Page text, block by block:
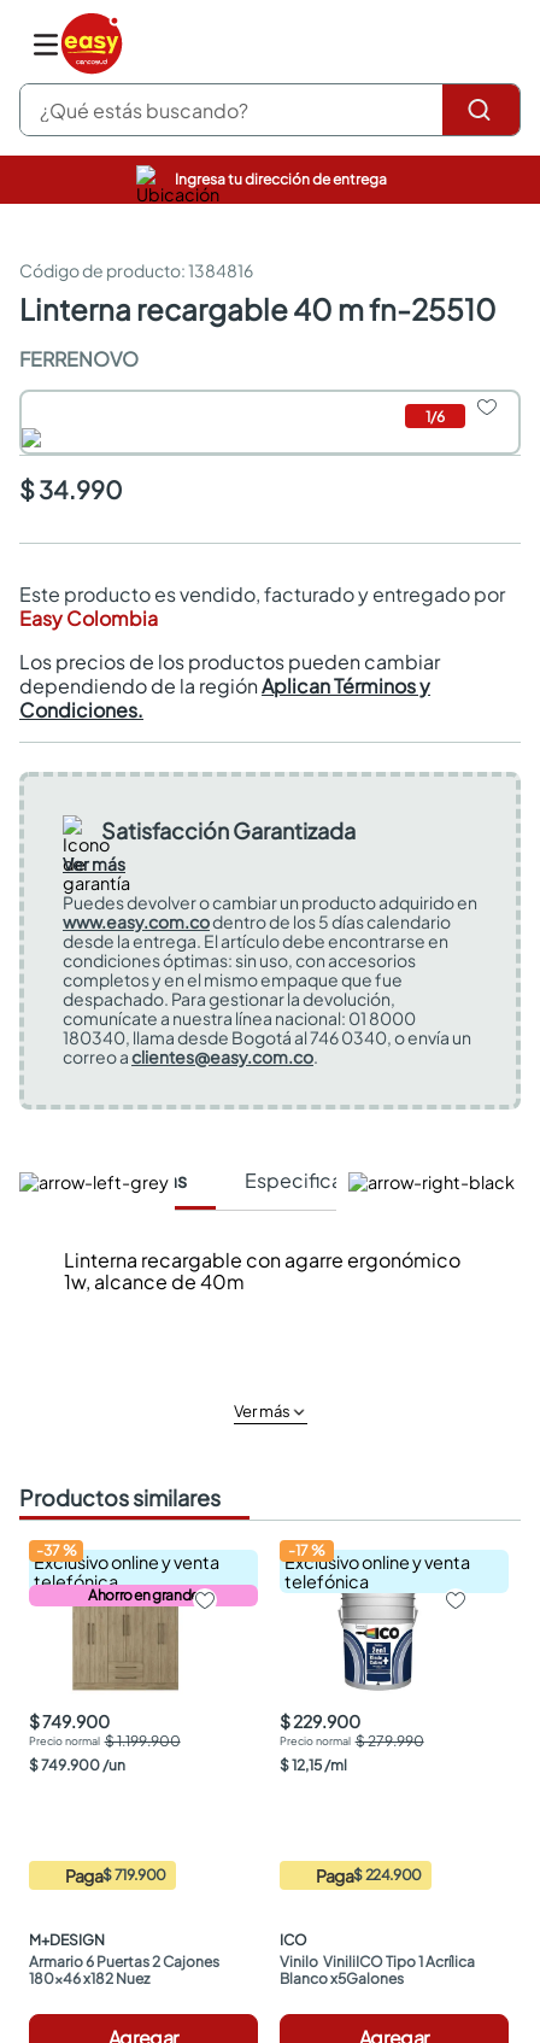
¿Qué estás buscando?
Ingresa tu dirección de entrega
:1384816
linterna recargable 40 m fn-25510
FERRENOVO
1/6
$ 34.990
Este producto es vendido, facturado y entregado por
Easy Colombia
Los precios de los productos pueden cambiar
dependiendo de la regiónAplican Términos y
Condiciones.
Satisfacción Garantizada
Ver más
Puedes devolver o cambiar un producto adquirido en
www.easy.com.codentro de los 5 días calendario
desde la entrega. El artículo debe encontrarse en
condiciones óptimas: sin uso, con accesorios
completos y en el mismo empaque que fue
despachado. Para gestionar la devolución,
comunícate a nuestra línea nacional: 01 8000
180340, llama desde Bogotá al 746 0340, o envía un
correo aclientes@easy.com.co.
Características Especificaciones Técnicas
Linterna recargable con agarre ergonómico
1w, alcance de 40m
Ver más
Productos similares
Exclusivo online y venta
telefónica
Ahorro en grande
-37%
$ 749.900
$ 1.199.900
$749.900 /un
Paga$ 719.900
M+DESIGN
Armario 6 Puertas 2 Cajones
180x46 x182 Nuez
Exclusivo online y venta
telefónica
-17%
$ 229.900
$ 279.990
$12,15 /ml
Paga$ 224.900
ICO
Vinilo  ViniliICO Tipo 1 Acrílica
Blanco x5Galones
pinturas
sanitarios
comedor
pisos
armarios closet
comedores
neveras